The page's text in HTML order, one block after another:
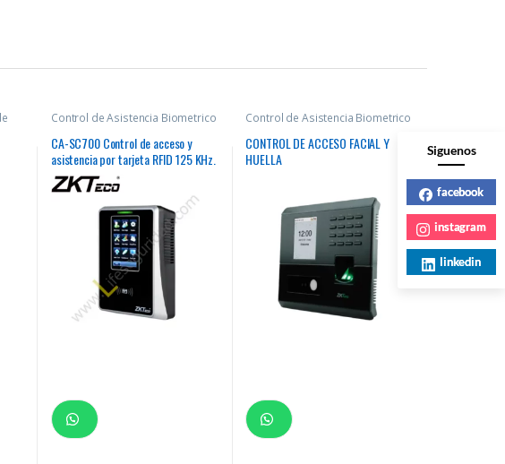
Control de Asistencia Biometrico
CA-SC700 Control de acceso y
asistencia por tarjeta RFID 125 KHz.
Control de Asistencia Biometrico
CONTROL DE ACCESO FACIAL Y
HUELLA
Siguenos
facebook
instagram
linkedin